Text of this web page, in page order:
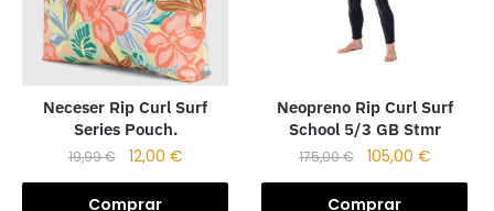
Neceser Rip Curl Surf
Series Pouch.
19,99€ 12,00 €
Comprar
Neopreno Rip Curl Surf
School 5/3 GB Stmr
175,00€ 105,00 €
Comprar